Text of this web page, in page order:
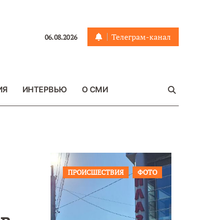
06.08.2026 Телеграм-канал
ИНТЕРВЬЮ О СМИ
ОБЩЕСТВО ФОТО